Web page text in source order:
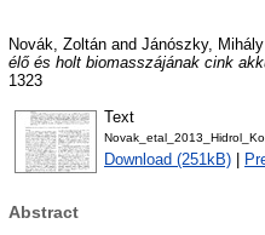
Novák, Zoltán and Jánószky, Mihály
élő és holt biomasszájának cink
1323
Text
Download (251kB)
Abstract